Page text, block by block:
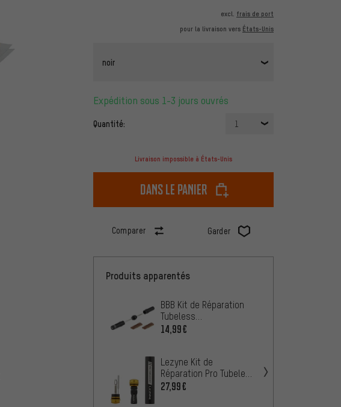
excl. frais de port
pour la livraison vers États-Unis
noir
Expédition sous 1-3 jours ouvrés
Quantité: 1
Livraison impossible à États-Unis
dans le panier
Comparer Garder
Produits apparentés
BBB Kit de Réparation
Tubeless
PuncturePlugger BTL-
14,99€
Lezyne Kit de
Réparation Pro Tubeless
Kit
27,99€